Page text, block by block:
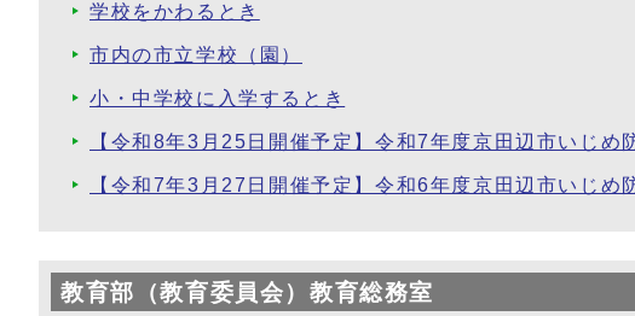
学校をかわるとき
市内の市立学校（園）
小・中学校に入学するとき
【令和8年3月25日開催予定】令和7年度京田辺市いじめ
【令和7年3月27日開催予定】令和6年度京田辺市いじめ
教育部（教育委員会）教育総務室